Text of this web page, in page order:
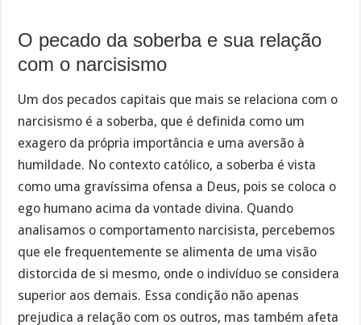
O pecado da soberba e sua relação
com o narcisismo
Um dos pecados capitais que mais se relaciona com o
narcisismo é a soberba, que é definida como um
exagero da própria importância e uma aversão à
humildade. No contexto católico, a soberba é vista
como uma gravíssima ofensa a Deus, pois se coloca o
ego humano acima da vontade divina. Quando
analisamos o comportamento narcisista, percebemos
que ele frequentemente se alimenta de uma visão
distorcida de si mesmo, onde o indivíduo se considera
superior aos demais. Essa condição não apenas
prejudica a relação com os outros, mas também afeta